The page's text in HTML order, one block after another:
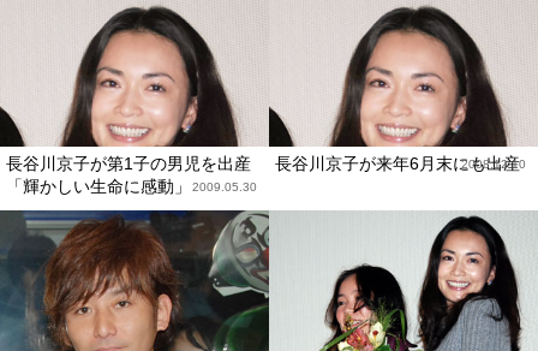
長谷川京子が第1子の男児を出産
「輝かしい生命に感動」
2009.05.30
長谷川京子が来年6月末にも出産
2008.12.10